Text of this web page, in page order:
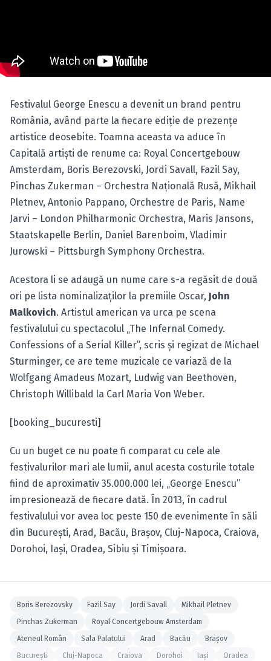
Festivalul George Enescu a devenit un brand pentru
România, având parte la fiecare ediţie de prezenţe
artistice deosebite. Toamna aceasta va aduce în
Capitală artişti de renume ca: Royal Concertgebouw
Amsterdam, Boris Berezovski, Jordi Savall, Fazil Say,
Pinchas Zukerman – Orchestra Naţională Rusă, Mikhail
Pletnev, Antonio Pappano, Orchestre de Paris, Name
Jarvi – London Philharmonic Orchestra, Maris Jansons,
Staatskapelle Berlin, Daniel Barenboim, Vladimir
Jurowski – Pittsburgh Symphony Orchestra.
Acestora li se adaugă un nume care s-a regăsit de două
ori pe lista nominalizaţilor la premiile Oscar, John
Malkovich. Artistul american va urca pe scena
festivalului cu spectacolul „The Infernal Comedy.
Confessions of a Serial Killer”, scris şi regizat de Michael
Sturminger, ce are teme muzicale ce variază de la
Wolfgang Amadeus Mozart, Ludwig van Beethoven,
Christoph Willibald la Carl Maria Von Weber.
[booking_bucuresti]
Cu un buget ce nu poate fi comparat cu cele ale
festivalurilor mari ale lumii, anul acesta costurile totale
fiind de aproximativ 35.000.000 lei, „George Enescu”
impresionează de fiecare dată. În 2013, în cadrul
festivalului vor avea loc peste 150 de evenimente în săli
din Bucureşti, Arad, Bacău, Braşov, Cluj-Napoca, Craiova,
Dorohoi, Iaşi, Oradea, Sibiu şi Timişoara.
Boris Berezovsky Fazil Say Jordi Savall
Mikhail Pletnev
Pinchas Zukerman
Royal Concertgebouw Amsterdam
Ateneul Român
Sala Palatului Arad Bacău
Braşov
Bucureşti
Cluj-Napoca Craiova Dorohoi Iaşi
Oradea